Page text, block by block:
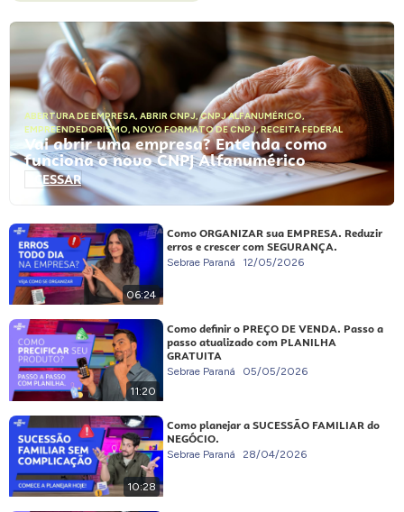
ABERTURA DE EMPRESA, ABRIR CNPJ,CNPJ ALFANUMÉRICO,
EMPREENDEDORISMO, NOVO FORMATO DE CNPJ,RECEITA FEDERAL
Vai abrir uma empresa? Entenda como
funciona o novo CNPJ Alfanumérico
ACESSAR
06:24
Como ORGANIZAR sua EMPRESA. Reduzir
erros e crescer com SEGURANÇA.
Sebrae Paraná 12/05/2026
11:20
Como definir o PREÇO DE VENDA. Passo a
passo atualizado com PLANILHA
GRATUITA
Sebrae Paraná 05/05/2026
10:28
Como planejar a SUCESSÃO FAMILIAR do
NEGÓCIO.
Sebrae Paraná 28/04/2026